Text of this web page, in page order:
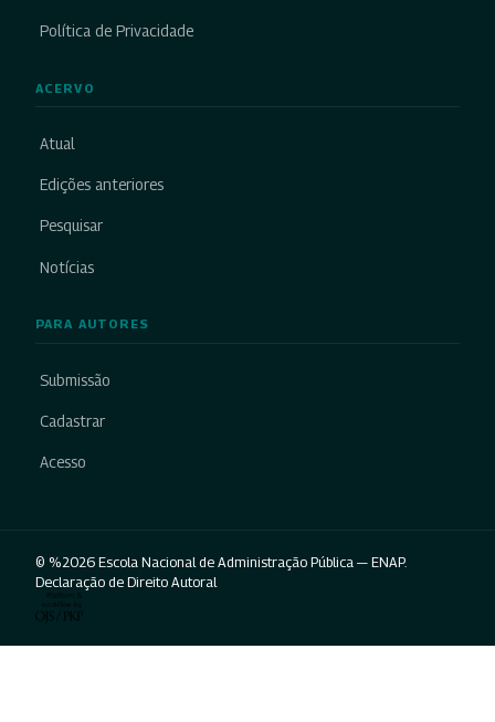
Política de Privacidade
ACERVO
Atual
Edições anteriores
Pesquisar
Notícias
PARA AUTORES
Submissão
Cadastrar
Acesso
© %2026 Escola Nacional de Administração Pública — ENAP.
Declaração de Direito Autoral